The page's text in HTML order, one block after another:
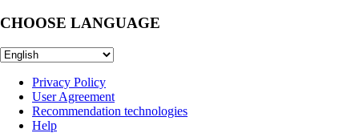
CHOOSE LANGUAGE
Privacy Policy
User Agreement
Recommendation technologies
Help